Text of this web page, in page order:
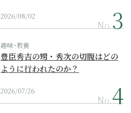
2026/08/02
No.
趣味･教養
豊臣秀吉の甥・秀次の切腹はどの
ように行われたのか？
2026/07/26
No.